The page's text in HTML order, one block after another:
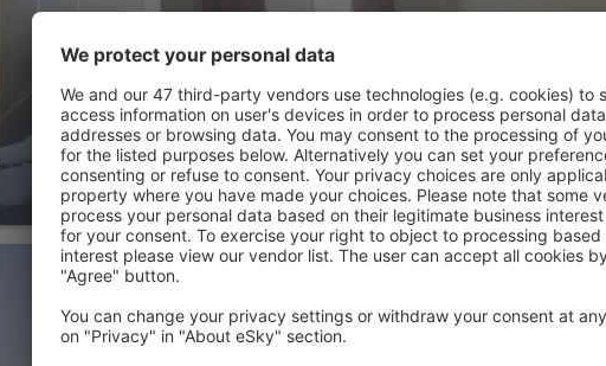
Apartman BEA, SNP 12 Veľký Krtíš
Dolná Strehová, 14 august 2026, 2 nopți